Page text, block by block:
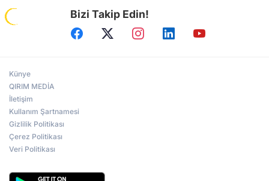
Bizi Takip Edin!
Künye
QIRIM MEDİA
İletişim
Kullanım Şartnamesi
Gizlilik Politikası
Çerez Politikası
Veri Politikası